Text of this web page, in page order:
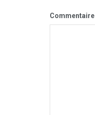
Commentaire